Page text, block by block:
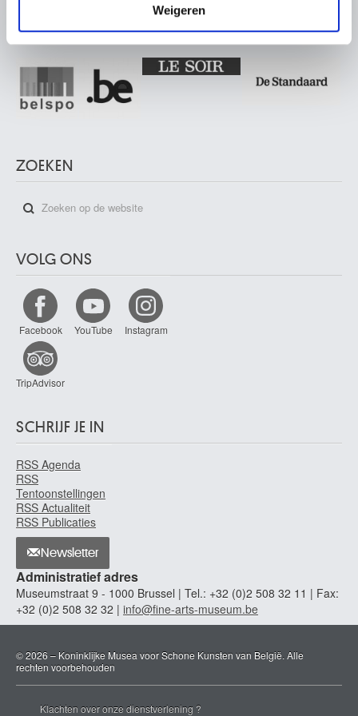
Weigeren
PARTNERS
ZOEKEN
VOLG ONS
Facebook YouTube Instagram
TripAdvisor
SCHRIJF JE IN
RSS Agenda
RSS
Tentoonstellingen
RSS Actualiteit
RSS Publicaties
Newsletter
Administratief adres
Museumstraat 9 - 1000 Brussel | Tel.: +32 (0)2 508 32 11 | Fax:
+32 (0)2 508 32 32 | info@fine-arts-museum.be
© 2026 – Koninklijke Musea voor Schone Kunsten van België. Alle
rechten voorbehouden
Klachten over onze dienstverlening ?